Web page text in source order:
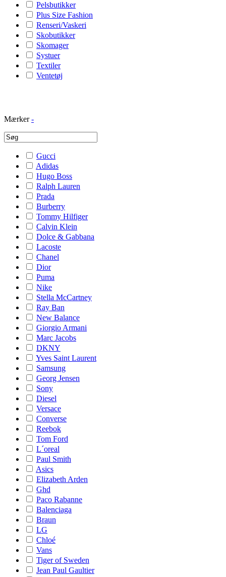
Pelsbutikker
Plus Size Fashion
Renseri/Vaskeri
Skobutikker
Skomager
Systuer
Textiler
Ventetøj
Mærker -
Gucci
Adidas
Hugo Boss
Ralph Lauren
Prada
Burberry
Tommy Hilfiger
Calvin Klein
Dolce & Gabbana
Lacoste
Chanel
Dior
Puma
Nike
Stella McCartney
Ray Ban
New Balance
Giorgio Armani
Marc Jacobs
DKNY
Yves Saint Laurent
Samsung
Georg Jensen
Sony
Diesel
Versace
Converse
Reebok
Tom Ford
L´oreal
Paul Smith
Asics
Elizabeth Arden
Ghd
Paco Rabanne
Balenciaga
Braun
LG
Chloé
Vans
Tiger of Sweden
Jean Paul Gaultier